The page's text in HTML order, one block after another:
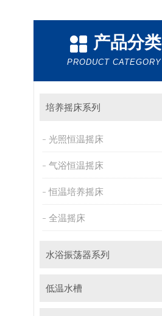
产品分类
PRODUCT CATEGORY
培养摇床系列
光照恒温摇床
气浴恒温摇床
恒温培养摇床
全温摇床
水浴振荡器系列
低温水槽